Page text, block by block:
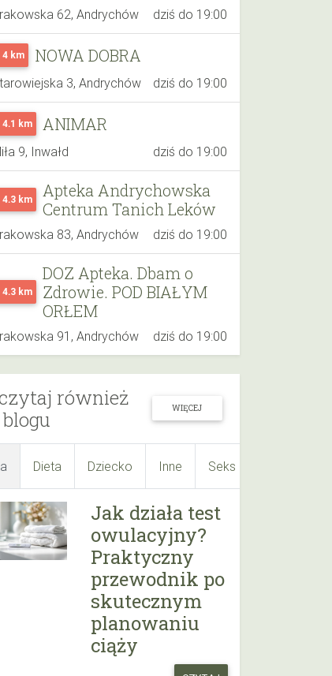
62, Andrychów dziś do 19:00
4 km NOWA DOBRA
3, Andrychów dziś do 19:00
4.1 km ANIMAR
9, Inwałd dziś do 19:00
4.3 km
Apteka Andrychowska
Centrum Tanich Leków
83, Andrychów dziś do 19:00
4.3 km
DOZ Apteka. Dbam o
Zdrowie. POD BIAŁYM
ORŁEM
91, Andrychów dziś do 19:00
również
WIĘCEJ
Dieta Dziecko Inne Seks
Jak działa test
owulacyjny?
Praktyczny
przewodnik po
skutecznym
planowaniu
ciąży